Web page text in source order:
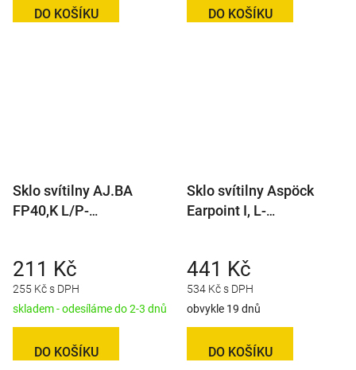
DO KOŠÍKU DO KOŠÍKU
Sklo svítilny AJ.BA
FP40,K L/P-
255 Kč s DPH
211 Kč
skladem - odesíláme do 2-3 dnů
DO KOŠÍKU
Sklo svítilny Aspöck
Earpoint I, L-
534 Kč s DPH
441 Kč
obvykle 19 dnů
DO KOŠÍKU